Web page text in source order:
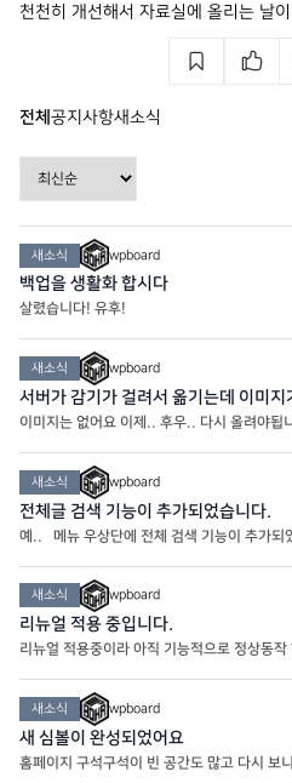
천천히 개선해서 자료실에 올리는 날
전체 공지사항새소식
새소식 wpboard
백업을 생활화 합시다
살렸습니다! 유후!
새소식 wpboard
서버가 감기가 걸려서 옮기는데 이미지
이미지는 없어요 이제.. 후우.. 다시 올려야됩
새소식 wpboard
전체글 검색 기능이 추가되었습니다.
예.. 메뉴 우상단에 전체 검색 기능이 추가
새소식 wpboard
리뉴얼 적용 중입니다.
리뉴얼 적용중이라 아직 기능적으로 정상동
새소식 wpboard
새 심볼이 완성되었어요
홈페이지 구석구석이 빈 공간도 많고 다시 보